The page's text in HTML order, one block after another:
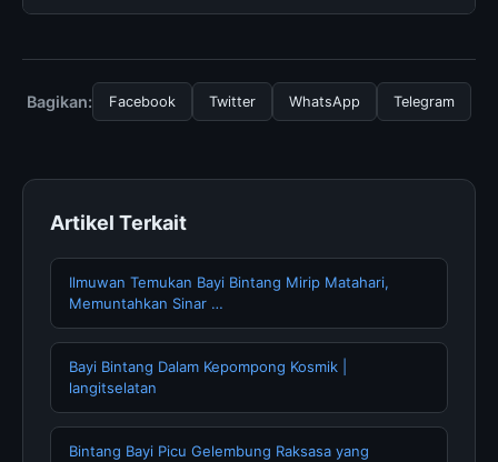
tersembunyi atau langganan yang diperlukan untuk
mengunjungi halaman resmi kami secara berkala. Kami
selalu memperbarui konten dengan informasi terkini dan
Bagikan: Facebook Twitter WhatsApp Telegram
Artikel Terkait
Ilmuwan Temukan Bayi Bintang Mirip Matahari,
Memuntahkan Sinar …
Bayi Bintang Dalam Kepompong Kosmik |
langitselatan
Bintang Bayi Picu Gelembung Raksasa yang